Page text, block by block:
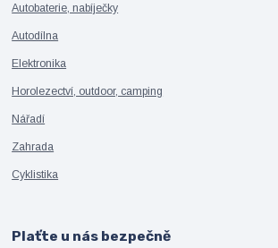
Autobaterie, nabíječky
Autodílna
Elektronika
Horolezectví, outdoor, camping
Nářadí
Zahrada
Cyklistika
Plaťte u nás bezpečně